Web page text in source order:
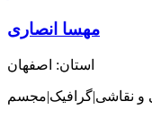
مهسا انصاری
استان: اصفهان